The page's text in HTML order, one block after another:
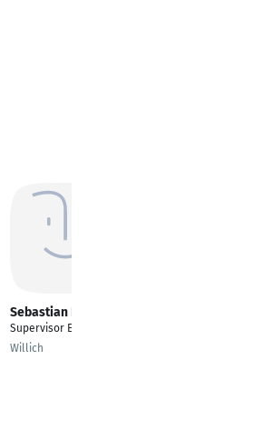
Sebastian Roth
Supervisor ERP
Willich